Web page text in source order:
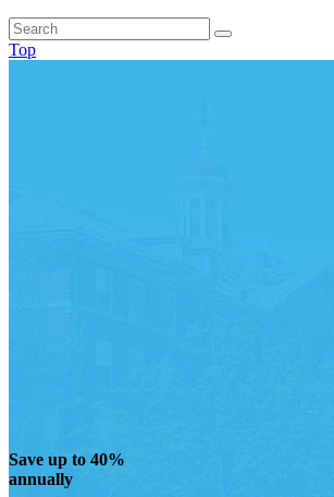
Top
Save up to 40%
annually